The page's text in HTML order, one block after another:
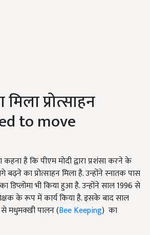
प्रोत्साहन
to move
कहना है कि पीएम मोदी द्वारा प्रशंसा करने के
का प्रोत्साहन मिला है. उन्होंने स्नातक पास
डिप्लोमा भी किया हुआ है. उन्होंने साल 1996 से
के रूप में कार्य किया है. इसके बाद साल
से मधुमक्खी पालन (Bee Keeping) का